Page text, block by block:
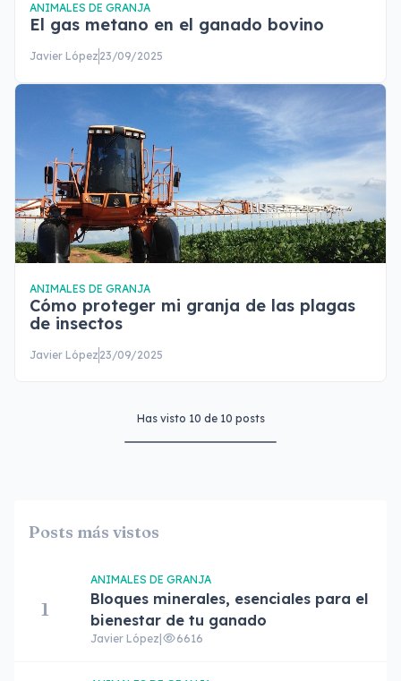
ANIMALES DE GRANJA
El gas metano en el ganado bovino
Javier López 23/09/2025
ANIMALES DE GRANJA
Cómo proteger mi granja de las plagas
de insectos
Javier López 23/09/2025
Has visto 10 de 10 posts
Posts más vistos
1
ANIMALES DE GRANJA
Bloques minerales, esenciales para el
bienestar de tu ganado
Javier López 6616